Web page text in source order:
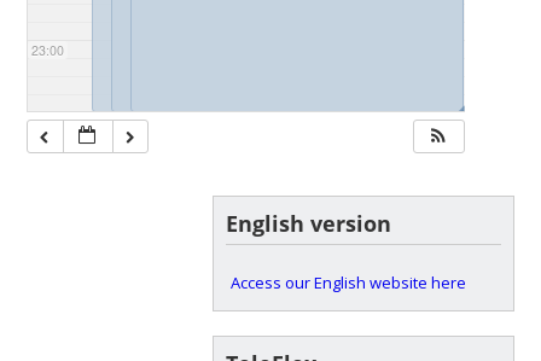
23:00
◢◢◢
English version
Access our English website here